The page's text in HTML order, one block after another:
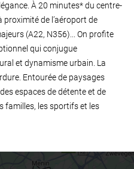
À 20 minutes* du centre-
proximité de l’aéroport de
(A22, N356)... On profite
qui conjugue
et dynamisme urbain. La
Entourée de paysages
espaces de détente et de
familles, les sportifs et les